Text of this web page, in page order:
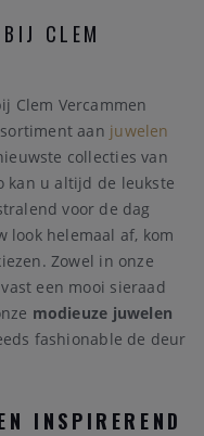
CLEM
Clem Vercammen
aan juwelen
collecties van
kan u altijd de leukste
voor de dag
look helemaal af, kom
Zowel in onze
een mooi sieraad
modieuze juwelen
fashionable de deur
INSPIREREND